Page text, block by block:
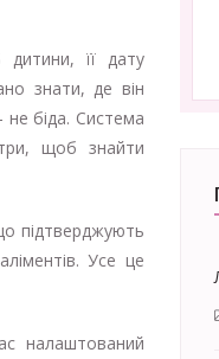
її дату
знати, де він
біда. Система
щоб знайти
підтверджують
Усе це
налаштований